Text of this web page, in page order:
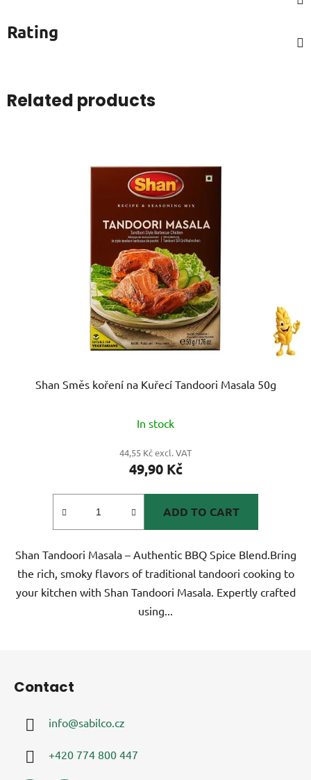
Rating
Related products
Shan Směs koření na Kuřecí Tandoori Masala 50g
In stock
44,55 Kč excl. VAT
49,90 Kč
ADD TO CART
Shan Tandoori Masala – Authentic BBQ Spice Blend.Bring
the rich, smoky flavors of traditional tandoori cooking to
your kitchen with Shan Tandoori Masala. Expertly crafted
using...
Contact
info@sabilco.cz
+420 774 800 447